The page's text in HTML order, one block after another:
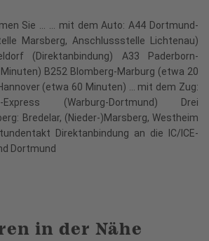
Sie ... ... mit dem Auto: A44 Dortmund-
Marsberg, Anschlussstelle Lichtenau)
(Direktanbindung) A33 Paderborn-
B252 Blomberg-Marburg (etwa 20
(etwa 60 Minuten) ... mit dem Zug:
Express (Warburg-Dortmund) Drei
Bredelar, (Nieder-)Marsberg, Westheim
Direktanbindung an die IC/ICE-
Dortmund
in der Nähe